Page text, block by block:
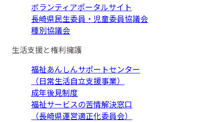
ボランティアポータルサイト
長崎県民生委員・児童委員協議会
種別協議会
生活支援と権利擁護
福祉あんしんサポートセンター
（日常生活自立支援事業）
成年後見制度
福祉サービスの苦情解決窓口
（長崎県運営適正化委員会）